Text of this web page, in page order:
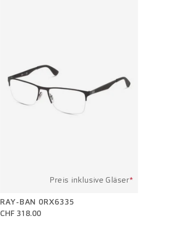
Preis inklusive Gläser*
RAY-BAN 0RX6335
CHF 318.00